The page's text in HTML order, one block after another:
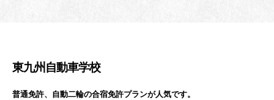
東九州自動車学校
普通免許、自動二輪の合宿免許プランが人気です。